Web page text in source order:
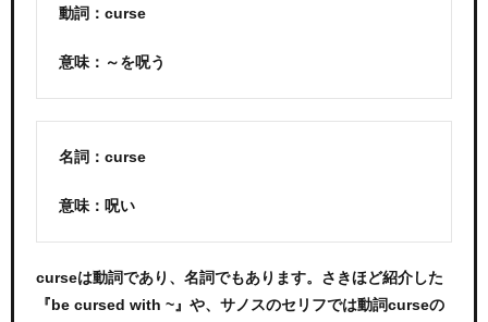
動詞：curse
意味：～を呪う
名詞：curse
意味：呪い
curseは動詞であり、名詞でもあります。さきほど紹介した
『be cursed with ~』や、サノスのセリフでは動詞curseの